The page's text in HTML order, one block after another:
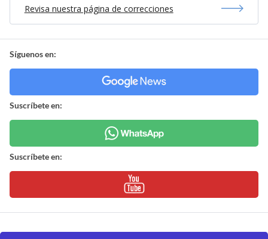
Revisa nuestra página de correcciones
Síguenos en:
Suscríbete en:
Suscríbete en: